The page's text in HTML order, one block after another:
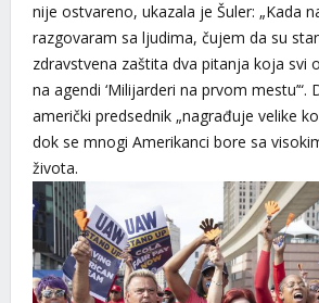
nije ostvareno, ukazala je Šuler: „Kada
razgovaram sa ljudima, čujem da su
zdravstvena zaštita dva pitanja koja svi
na agendi ‘Milijarderi na prvom mestu’“.
američki predsednik „nagrađuje velike
dok se mnogi Amerikanci bore sa
života.